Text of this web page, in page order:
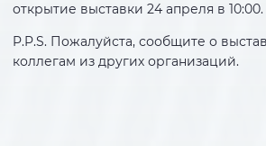
открытие выставки 24 апреля в 10:00.
P.P.S. Пожалуйста, сообщите о
коллегам из других организаций.